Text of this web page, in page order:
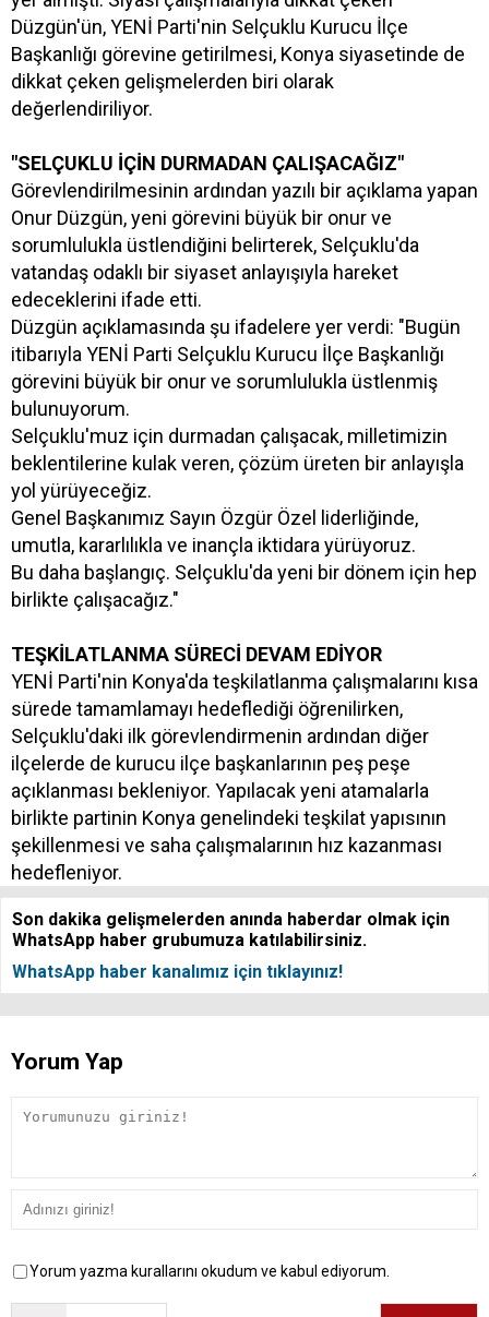
Düzgün'ün, YENİ Parti'nin Selçuklu Kurucu İlçe
Başkanlığı görevine getirilmesi, Konya siyasetinde de
dikkat çeken gelişmelerden biri olarak
değerlendiriliyor.
"SELÇUKLU İÇİN DURMADAN ÇALIŞACAĞIZ"
Görevlendirilmesinin ardından yazılı bir açıklama yapan
Onur Düzgün, yeni görevini büyük bir onur ve
sorumlulukla üstlendiğini belirterek, Selçuklu'da
vatandaş odaklı bir siyaset anlayışıyla hareket
edeceklerini ifade etti.
Düzgün açıklamasında şu ifadelere yer verdi: "Bugün
itibarıyla YENİ Parti Selçuklu Kurucu İlçe Başkanlığı
görevini büyük bir onur ve sorumlulukla üstlenmiş
bulunuyorum.
Selçuklu'muz için durmadan çalışacak, milletimizin
beklentilerine kulak veren, çözüm üreten bir anlayışla
yol yürüyeceğiz.
Genel Başkanımız Sayın Özgür Özel liderliğinde,
umutla, kararlılıkla ve inançla iktidara yürüyoruz.
Bu daha başlangıç. Selçuklu'da yeni bir dönem için hep
birlikte çalışacağız."
TEŞKİLATLANMA SÜRECİ DEVAM EDİYOR
YENİ Parti'nin Konya'da teşkilatlanma çalışmalarını kısa
sürede tamamlamayı hedeflediği öğrenilirken,
Selçuklu'daki ilk görevlendirmenin ardından diğer
ilçelerde de kurucu ilçe başkanlarının peş peşe
açıklanması bekleniyor. Yapılacak yeni atamalarla
birlikte partinin Konya genelindeki teşkilat yapısının
şekillenmesi ve saha çalışmalarının hız kazanması
hedefleniyor.
Son dakika gelişmelerden anında haberdar olmak için
WhatsApp haber grubumuza katılabilirsiniz.
WhatsApp haber kanalımız için tıklayınız!
Yorum Yap
Yorum yazma kurallarını okudum ve kabul ediyorum.